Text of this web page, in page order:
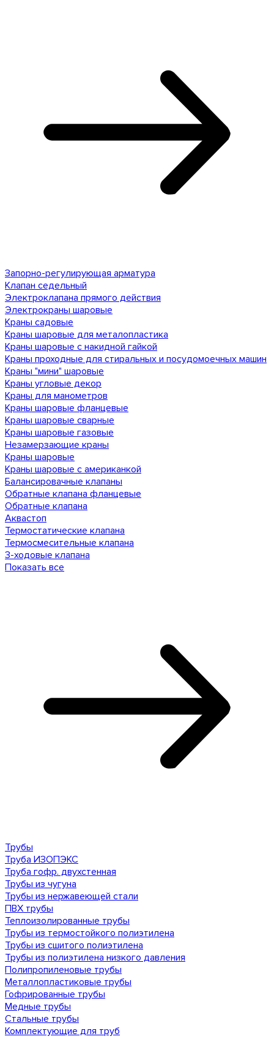
Запорно-регулирующая арматура
Клапан седельный
Электроклапана прямого действия
Электрокраны шаровые
Краны садовые
Краны шаровые для металопластика
Краны шаровые с накидной гайкой
Краны проходные для стиральных и посудомоечных машин
Краны "мини" шаровые
Краны угловые декор
Краны для манометров
Краны шаровые фланцевые
Краны шаровые сварные
Краны шаровые газовые
Незамерзающие краны
Краны шаровые
Краны шаровые с американкой
Балансировачные клапаны
Обратные клапана фланцевые
Обратные клапана
Аквастоп
Термостатические клапана
Термосмесительные клапана
3-ходовые клапана
Показать все
Трубы
Труба ИЗОПЭКС
Труба гофр. двухстенная
Трубы из чугуна
Трубы из нержавеющей стали
ПВХ трубы
Теплоизолированные трубы
Трубы из термостойкого полиэтилена
Трубы из сшитого полиэтилена
Трубы из полиэтилена низкого давления
Полипропиленовые трубы
Металлопластиковые трубы
Гофрированные трубы
Медные трубы
Стальные трубы
Комплектующие для труб